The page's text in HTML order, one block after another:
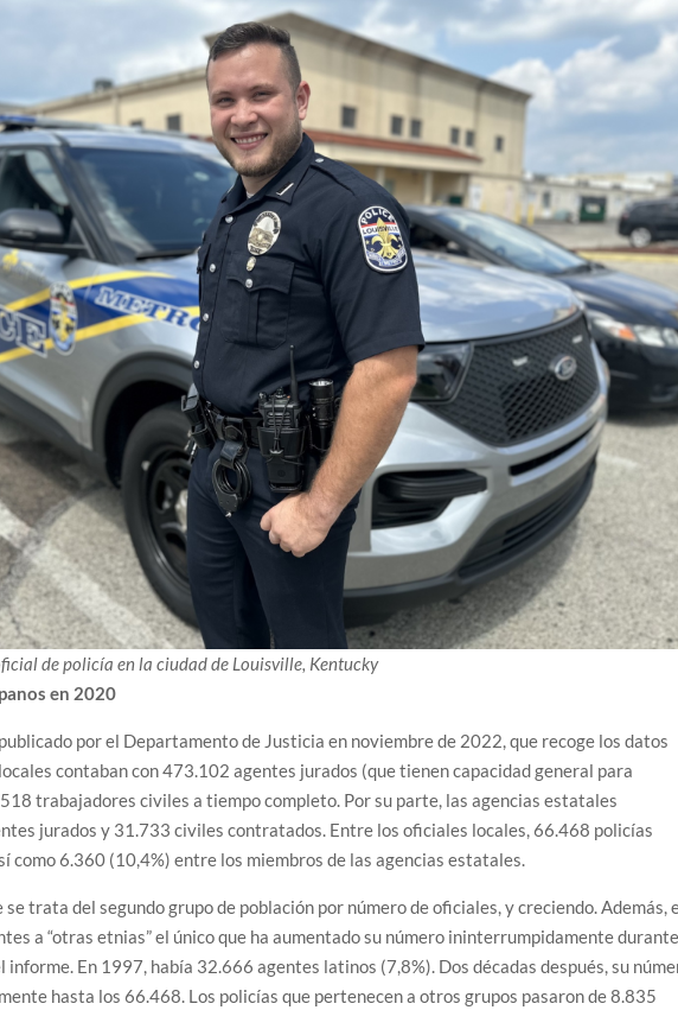
de policía en la ciudad de Louisville, Kentucky
en 2020
por el Departamento de Justicia en noviembre de 2022, que recoge los datos
contaban con 473.102 agentes jurados (que tienen capacidad general para
trabajadores civiles a tiempo completo. Por su parte, las agencias estatales
jurados y 31.733 civiles contratados. Entre los oficiales locales, 66.468 policías
como 6.360 (10,4%) entre los miembros de las agencias estatales.
se trata del segundo grupo de población por número de oficiales, y creciendo. Además,
a “otras etnias” el único que ha aumentado su número ininterrumpidamente durante
informe. En 1997, había 32.666 agentes latinos (7,8%). Dos décadas después, su
hasta los 66.468. Los policías que pertenecen a otros grupos pasaron de 8.835